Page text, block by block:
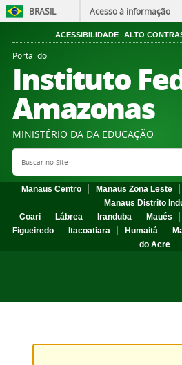
BRASIL Acesso à informação
ACESSIBILIDADE ALTO
Portal do
Instituto
Amazonas
MINISTÉRIO DA DA EDUCAÇÃO
Search Site
Manaus Centro Manaus Zona Leste
Manaus Distrito
Coari
Lábrea Iranduba Maués
Figueiredo
Itacoatiara Humaitá
do Acre